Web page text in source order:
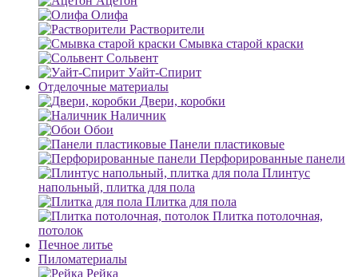
Олифа
Растворители
Смывка старой краски
Сольвент
Уайт-Спирит
Отделочные материалы
Двери, коробки
Наличник
Обои
Панели пластиковые
Перфорированные панели
Плинтус
напольный, плитка для пола
Плитка для пола
Плитка потолочная,
потолок
Печное литье
Пиломатериалы
Рейка